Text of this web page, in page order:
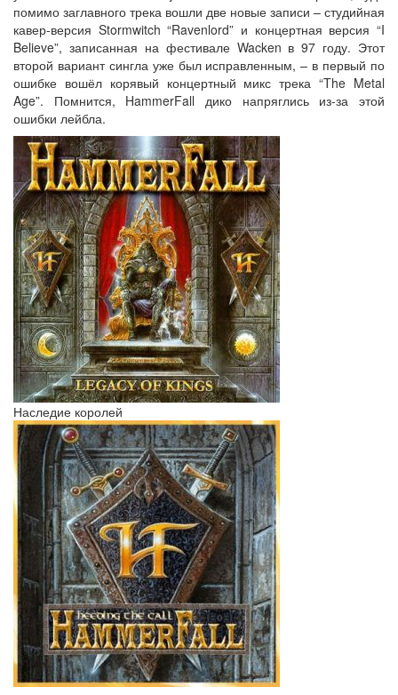
помимо заглавного трека вошли две новые записи – студийная
кавер-версия Stormwitch “Ravenlord” и концертная версия “I
Believe”, записанная на фестивале Wacken в 97 году. Этот
второй вариант сингла уже был исправленным, – в первый по
ошибке вошёл корявый концертный микс трека “The Metal
Age”. Помнится, HammerFall дико напряглись из-за этой
ошибки лейбла.
Наследие королей